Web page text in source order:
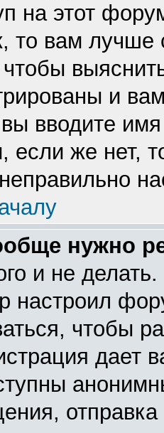
на этот
то вам лучше
и
вводите
если же нет,
нужно
и не делать.
настроил
чтобы
дает
отправка